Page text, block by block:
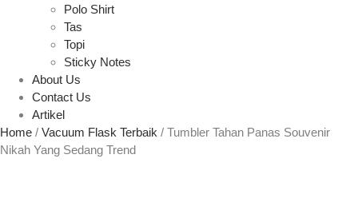
Polo Shirt
Tas
Topi
Sticky Notes
About Us
Contact Us
Artikel
Home / Vacuum Flask Terbaik / Tumbler Tahan Panas Souvenir
Nikah Yang Sedang Trend